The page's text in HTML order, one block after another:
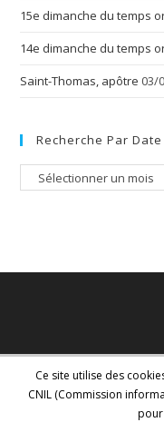
15e dimanche du temps
14e dimanche du temps
Saint-Thomas, apôtre 03/
Recherche Par Date
Recherche
Ce site utilise des
CNIL (Commission
pour